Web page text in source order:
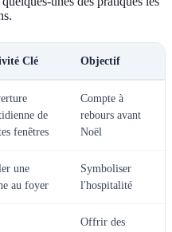
Clé Objectif
de
fenêtres
Compte à
rebours avant
Noël
une
au foyer
Symboliser
l'hospitalité
Offrir des